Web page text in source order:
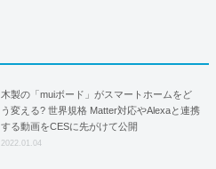
木製の「muiボード」がスマートホームをど
う変える? 世界規格 Matter対応やAlexaと連携
する動画をCESに先がけて公開
2022.01.04